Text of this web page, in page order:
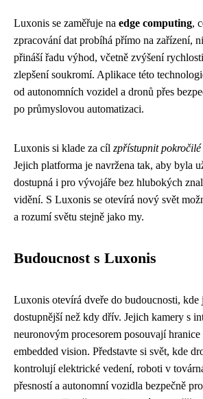
Luxonis se zaměřuje na edge computing,
zpracování dat probíhá přímo na zařízení,
přináší řadu výhod, včetně zvýšení
zlepšení soukromí. Aplikace této
od autonomních vozidel a dronů přes
po průmyslovou automatizaci.
Luxonis si klade za cíl zpřístupnit pokročilé
Jejich platforma je navržena tak, aby byla
dostupná i pro vývojáře bez hlubokých
vidění. S Luxonis se otevírá nový svět
a rozumí světu stejně jako my.
Budoucnost s Luxonis
Luxonis otevírá dveře do budoucnosti, kde
dostupnější než kdy dřív. Jejich kamery s
neuronovým procesorem posouvají
embedded vision. Představte si svět, kde
kontrolují elektrické vedení, roboti v
přesností a autonomní vozidla bezpečně